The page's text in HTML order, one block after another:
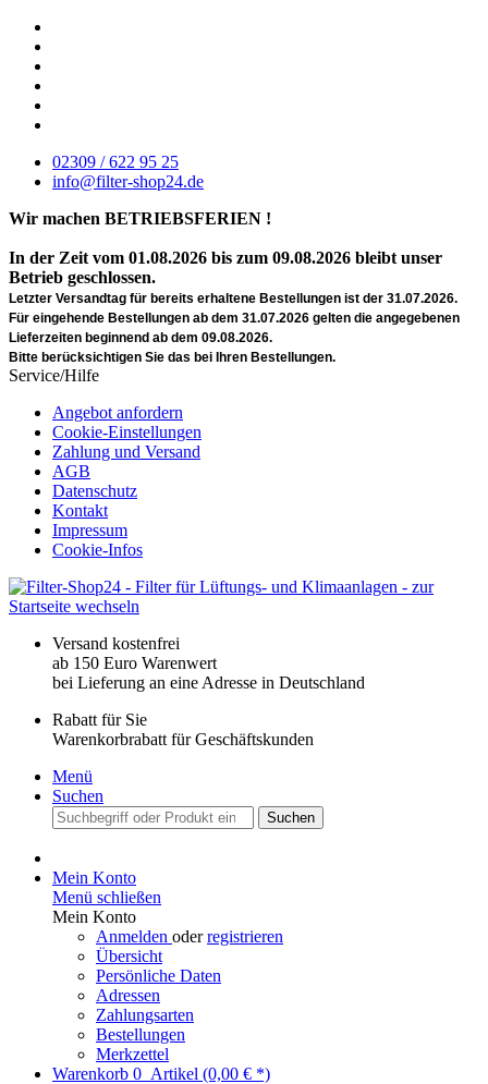
02309 / 622 95 25
info@filter-shop24.de
Wir machen BETRIEBSFERIEN !
In der Zeit vom 01.08.2026 bis zum 09.08.2026 bleibt unser
Betrieb geschlossen.
Letzter Versandtag für bereits erhaltene Bestellungen ist der 31.07.2026.
Für eingehende Bestellungen ab dem 31.07.2026 gelten die angegebenen
Lieferzeiten beginnend ab dem 09.08.2026.
Bitte berücksichtigen Sie das bei Ihren Bestellungen.
Service/Hilfe
Angebot anfordern
Cookie-Einstellungen
Zahlung und Versand
AGB
Datenschutz
Kontakt
Impressum
Cookie-Infos
Versand kostenfrei
ab 150 Euro Warenwert
bei Lieferung an eine Adresse in Deutschland
Rabatt für Sie
Warenkorbrabatt für Geschäftskunden
Menü
Suchen
Suchen
Mein Konto
Menü schließen
Mein Konto
Anmelden oderregistrieren
Übersicht
Persönliche Daten
Adressen
Zahlungsarten
Bestellungen
Merkzettel
Warenkorb 0 Artikel (0,00 € *)